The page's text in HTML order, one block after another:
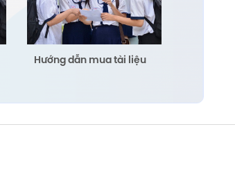
Hướng dẫn mua tài liệu